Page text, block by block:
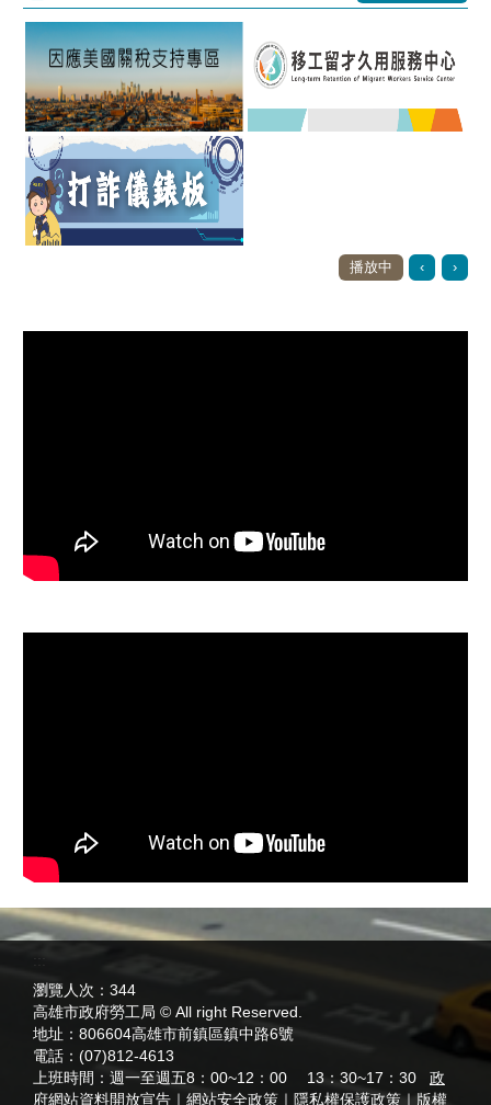
播放中 ‹ ›
瀏覽人次： 344
高雄市政府勞工局 © All right Reserved.
地址： 806604高雄市前鎮區鎮中路6號
電話： (07)812-4613
上班時間： 週一至週五8：00~12：00 13：30~17：30 政
府網站資料開放宣告 ｜ 網站安全政策 ｜ 隱私權保護政策 ｜ 版權